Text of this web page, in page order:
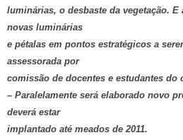
luminárias, o desbaste da vegetação.
novas luminárias
e pétalas em pontos estratégicos a
assessorada por
comissão de docentes e estudantes do
– Paralelamente será elaborado novo
deverá estar
implantado até meados de 2011.